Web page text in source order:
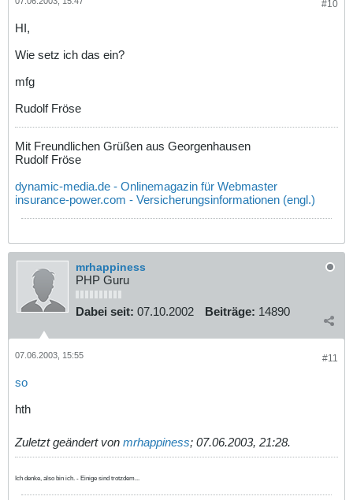
#10
HI,
Wie setz ich das ein?
mfg
Rudolf Fröse
Mit Freundlichen Grüßen aus Georgenhausen
Rudolf Fröse
dynamic-media.de - Onlinemagazin für Webmaster
insurance-power.com - Versicherungsinformationen (engl.)
mrhappiness
PHP Guru
Dabei seit: 07.10.2002 Beiträge: 14890
#11
07.06.2003, 15:55
so
hth
Zuletzt geändert von mrhappiness; 07.06.2003, 21:28.
Ich denke, also bin ich. - Einige sind trotzdem...